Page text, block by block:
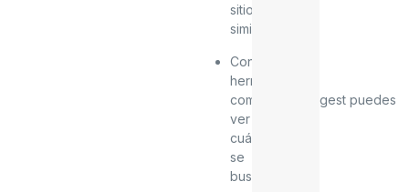
sitios
similares.
Con
herramientas
como
Ubersuggest puedes
ver
cuánto
se
busca